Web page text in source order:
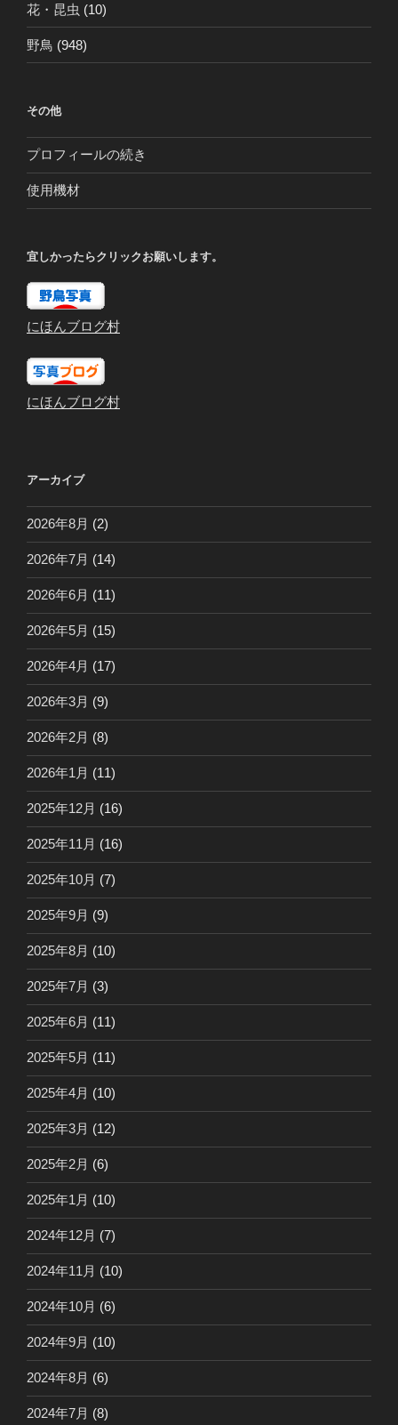
花・昆虫 (10)
野鳥 (948)
その他
プロフィールの続き
使用機材
宜しかったらクリックお願いします。
にほんブログ村
にほんブログ村
アーカイブ
2026年8月 (2)
2026年7月 (14)
2026年6月 (11)
2026年5月 (15)
2026年4月 (17)
2026年3月 (9)
2026年2月 (8)
2026年1月 (11)
2025年12月 (16)
2025年11月 (16)
2025年10月 (7)
2025年9月 (9)
2025年8月 (10)
2025年7月 (3)
2025年6月 (11)
2025年5月 (11)
2025年4月 (10)
2025年3月 (12)
2025年2月 (6)
2025年1月 (10)
2024年12月 (7)
2024年11月 (10)
2024年10月 (6)
2024年9月 (10)
2024年8月 (6)
2024年7月 (8)